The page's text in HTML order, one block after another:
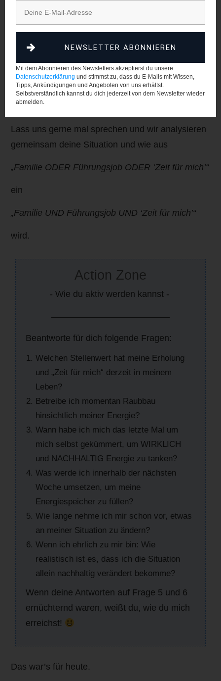
… macht es vielleicht Sinn, dass du dich (genau
wie Alex) mal mit dem Thema Selbstführung
beschäftigst und anfängst, deine Sauerstoffmaske
zuerst aufzusetzen.
Für dich.
Für deine Familie.
Lass uns gerne mal sprechen und wir analysieren
gemeinsam deine Situation und wie aus
„Familie ODER Führungsjob ODER ‘Zeit für mich’“
ein
„Familie UND Führungsjob UND ‘Zeit für mich’“
wird.
Action Zone
- Wie du aktiv werden kannst -
Beantworte für dich folgende Fragen:
Welchen Stellenwert hat meine Erholung
und „Zeit für mich“ derzeit in meinem
Leben?
Betreibe ich momentan Raubbau
hinsichtlich meiner Energie?
Wann habe ich mich das letzte Mal um
mich selbst gekümmert, um WIRKLICH
und NACHHALTIG Energie zu tanken?
Was werde ich innerhalb der nächsten
Woche umsetzen, um meine
Energiespeicher zu füllen?
Wie lange nehme ich mir schon vor, etwas
an meiner Situation zu ändern?
Wenn ich ehrlich zu mir bin: Wie
realistisch ist es, dass ich die Situation
allein nachhaltig verändert bekomme?
Wenn deine Antworten auf Frage 5 und 6
ernüchternd waren, weißt du, wie du mich
erreichst!
Das war’s für heute.
NEWSLETTER ABONNIEREN
Mit dem Abonnieren des Newsletters akzeptierst du unsere
Datenschutzerklärung und stimmst zu, dass du E-Mails mit Wissen,
Tipps, Ankündigungen und Angeboten von uns erhältst.
Selbstverständlich kannst du dich jederzeit von dem Newsletter wieder
abmelden.